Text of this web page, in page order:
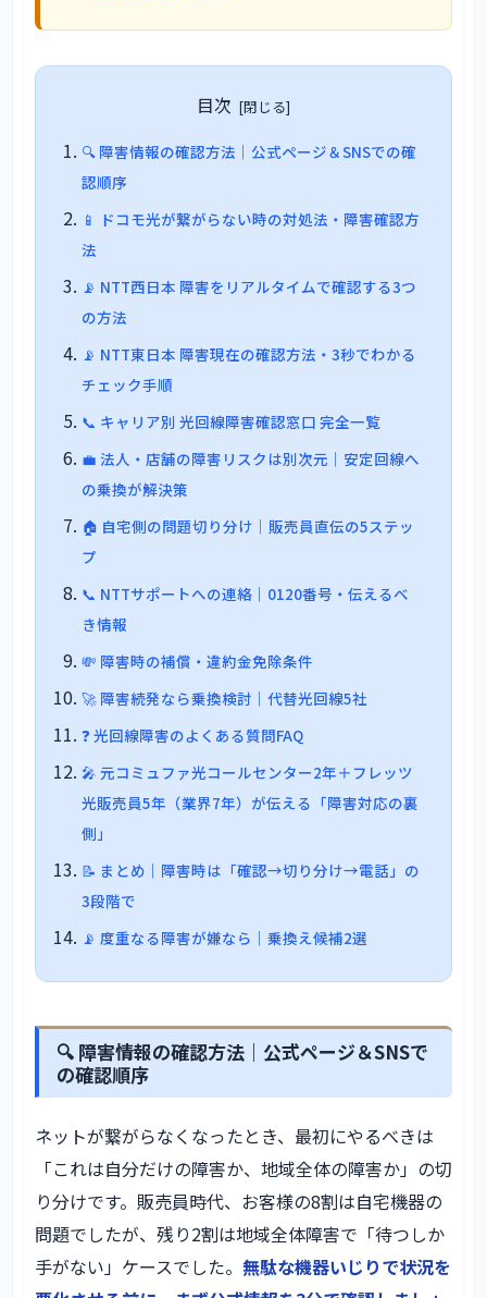
目次
🔍 障害情報の確認方法｜公式ページ＆SNSでの確
認順序
📱 ドコモ光が繋がらない時の対処法・障害確認方
法
📡 NTT西日本 障害をリアルタイムで確認する3つ
の方法
📡 NTT東日本 障害現在の確認方法・3秒でわかる
チェック手順
📞 キャリア別 光回線障害確認窓口 完全一覧
💼 法人・店舗の障害リスクは別次元｜安定回線へ
の乗換が解決策
🏠 自宅側の問題切り分け｜販売員直伝の5ステッ
プ
📞 NTTサポートへの連絡｜0120番号・伝えるべ
き情報
💸 障害時の補償・違約金免除条件
🚀 障害続発なら乗換検討｜代替光回線5社
❓ 光回線障害のよくある質問FAQ
🎤 元コミュファ光コールセンター2年＋フレッツ
光販売員5年（業界7年）が伝える「障害対応の裏
側」
📝 まとめ｜障害時は「確認→切り分け→電話」の
3段階で
📡 度重なる障害が嫌なら｜乗換え候補2選
🔍 障害情報の確認方法｜公式ページ＆SNSで
の確認順序
ネットが繋がらなくなったとき、最初にやるべきは
「これは自分だけの障害か、地域全体の障害か」の切
り分けです。販売員時代、お客様の8割は自宅機器の
問題でしたが、残り2割は地域全体障害で「待つしか
手がない」ケースでした。 無駄な機器いじりで状況を